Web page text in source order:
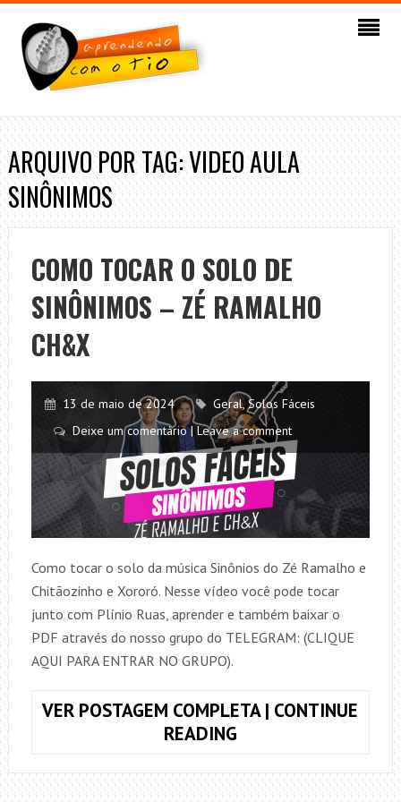
ARQUIVO POR TAG: VIDEO AULA
SINÔNIMOS
COMO TOCAR O SOLO DE
SINÔNIMOS – ZÉ RAMALHO
CH&X
13 de maio de 2024 Geral, Solos Fáceis
Deixe um comentário | Leave a comment
Como tocar o solo da música Sinônios do Zé Ramalho e
Chitãozinho e Xororó. Nesse vídeo você pode tocar
junto com Plínio Ruas, aprender e também baixar o
PDF através do nosso grupo do TELEGRAM: (CLIQUE
AQUI PARA ENTRAR NO GRUPO).
VER POSTAGEM COMPLETA | CONTINUE
READINGCOMO
O